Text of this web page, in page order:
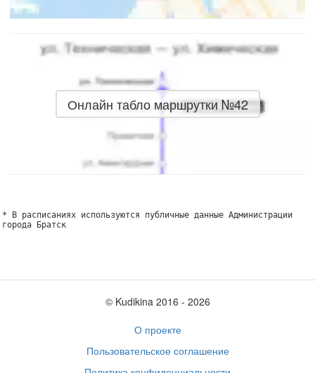
Онлайн табло маршрутки №42
* В расписаниях используются публичные данные Администрации
города Братск
© Kudikina 2016 ‐ 2026
О проекте
Пользовательское соглашение